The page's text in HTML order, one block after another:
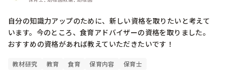
自分の知識力アップのために、新しい資格を取りたいと考えて
います。今のところ、食育アドバイザーの資格を取りました。
おすすめの資格があれば教えていただきたいです！
教材研究 教育 食育 保育内容 保育士